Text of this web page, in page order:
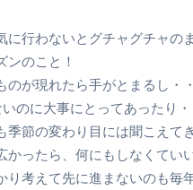
に行わないとグチャグチャの
ンのこと！
のが現れたら手がとまるし・
のに大事にとってあったり・
季節の変わり目には聞こえて
かったら、何にもしなくてい
り考えて先に進まないのも毎